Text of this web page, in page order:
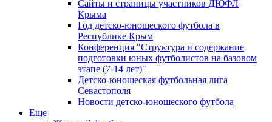
Сайты и страницы участников ДЮФЛ
Крыма
Год детско-юношеского футбола в
Республике Крым
Конференция "Структура и содержание
подготовки юных футболистов на базовом
этапе (7-14 лет)"
Детско-юношеская футбольная лига
Севастополя
Новости детско-юношеского футбола
Еще